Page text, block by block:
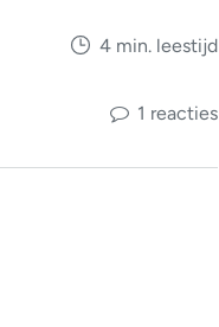
4 min. leestijd
1 reacties